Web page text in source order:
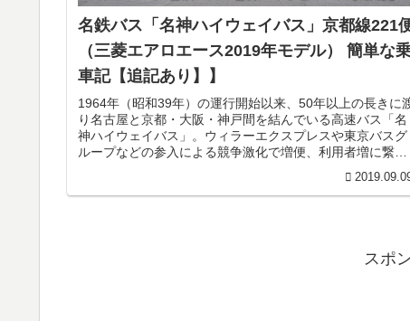
名鉄バス「名神ハイウェイバス」京都線221
（三菱エアロエース2019年モデル） 簡単な
車記【追記あり】】
1964年（昭和39年）の運行開始以来、50年以上の長きに
り名古屋と京都・大阪・神戸間を結んでいる高速バス「名
神ハイウェイバス」。ウィラーエクスプレスや東京バスグ
ループなどの参入による競争激化で増便、利用者増に繋が
スポ